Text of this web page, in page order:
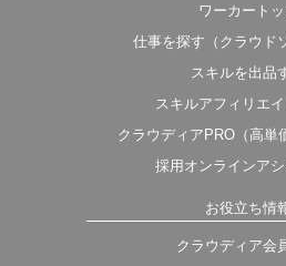
ワーカート
仕事を探す（クラウド
スキルを出品
スキルアフィリエ
クラウディアPRO（高単
採用オンラインア
お役立ち情
クラウディア会